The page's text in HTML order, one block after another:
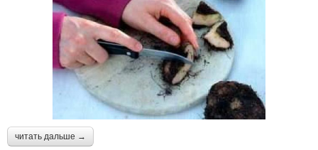
читать дальше →